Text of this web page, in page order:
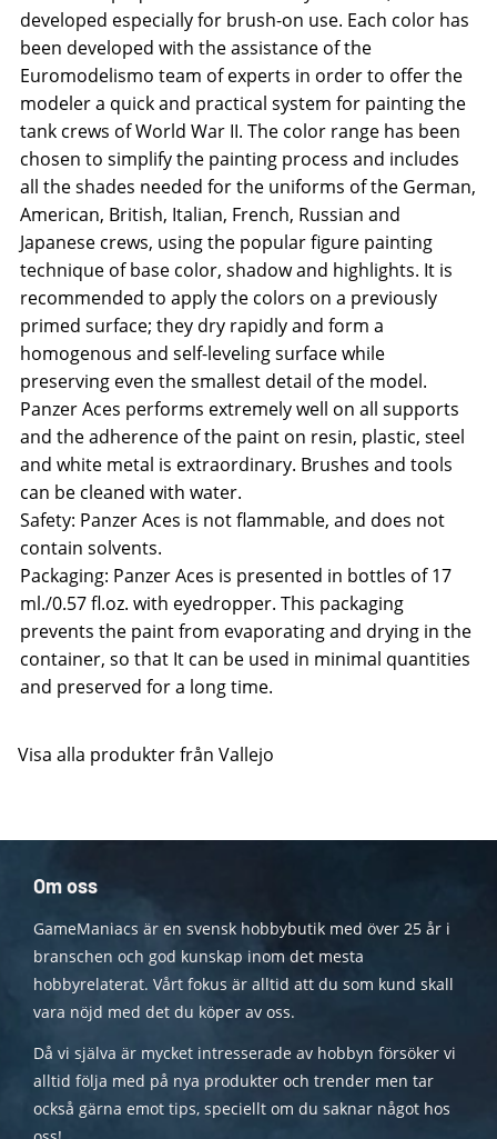
developed especially for brush-on use. Each color has
been developed with the assistance of the
Euromodelismo team of experts in order to offer the
modeler a quick and practical system for painting the
tank crews of World War II. The color range has been
chosen to simplify the painting process and includes
all the shades needed for the uniforms of the German,
American, British, Italian, French, Russian and
Japanese crews, using the popular figure painting
technique of base color, shadow and highlights. It is
recommended to apply the colors on a previously
primed surface; they dry rapidly and form a
homogenous and self-leveling surface while
preserving even the smallest detail of the model.
Panzer Aces performs extremely well on all supports
and the adherence of the paint on resin, plastic, steel
and white metal is extraordinary. Brushes and tools
can be cleaned with water.
Safety: Panzer Aces is not flammable, and does not
contain solvents.
Packaging: Panzer Aces is presented in bottles of 17
ml./0.57 fl.oz. with eyedropper. This packaging
prevents the paint from evaporating and drying in the
container, so that It can be used in minimal quantities
and preserved for a long time.
Visa alla produkter från Vallejo
Om oss
GameManiacs är en svensk hobbybutik med över 25 år i
branschen och god kunskap inom det mesta
hobbyrelaterat. Vårt fokus är alltid att du som kund skall
vara nöjd med det du köper av oss.
Då vi själva är mycket intresserade av hobbyn försöker vi
alltid följa med på nya produkter och trender men tar
också gärna emot tips, speciellt om du saknar något hos